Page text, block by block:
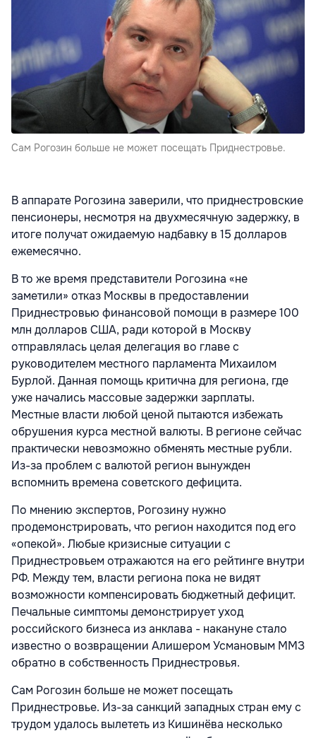
Сам Рогозин больше не может посещать Приднестровье.
В аппарате Рогозина заверили, что приднестровские
пенсионеры, несмотря на двухмесячную задержку, в
итоге получат ожидаемую надбавку в 15 долларов
ежемесячно.
В то же время представители Рогозина «не
заметили» отказ Москвы в предоставлении
Приднестровью финансовой помощи в размере 100
млн долларов США, ради которой в Москву
отправлялась целая делегация во главе с
руководителем местного парламента Михаилом
Бурлой. Данная помощь критична для региона, где
уже начались массовые задержки зарплаты.
Местные власти любой ценой пытаются избежать
обрушения курса местной валюты. В регионе сейчас
практически невозможно обменять местные рубли.
Из-за проблем с валютой регион вынужден
вспомнить времена советского дефицита.
По мнению экспертов, Рогозину нужно
продемонстрировать, что регион находится под его
«опекой». Любые кризисные ситуации с
Приднестровьем отражаются на его рейтинге внутри
РФ. Между тем, власти региона пока не видят
возможности компенсировать бюджетный дефицит.
Печальные симптомы демонстрирует уход
российского бизнеса из анклава - накануне стало
известно о возвращении Алишером Усмановым ММЗ
обратно в собственность Приднестровья.
Сам Рогозин больше не может посещать
Приднестровье. Из-за санкций западных стран ему с
трудом удалось вылететь из Кишинёва несколько